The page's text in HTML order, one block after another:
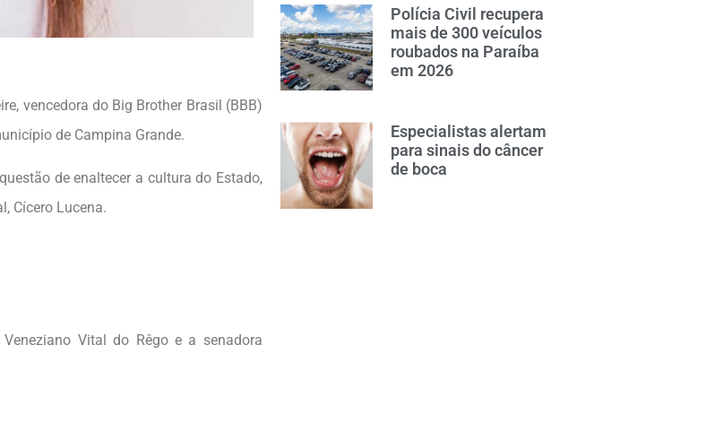
vencedora do Big Brother Brasil (BBB)
de Campina Grande.
de enaltecer a cultura do Estado,
Cícero Lucena.
Vital do Rêgo e a senadora
Polícia Civil recupera
mais de 300 veículos
roubados na Paraíba
em 2026
Especialistas alertam
para sinais do câncer
de boca